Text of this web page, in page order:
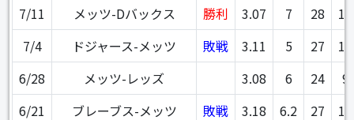
7/11
メッツ-Dバックス 勝利 3.07 7 28
7/4
ドジャース-メッツ 敗戦 3.11 5 27
6/28
メッツ-レッズ 3.08 6 24
6/21
ブレーブス-メッツ 敗戦 3.18 6.2 27